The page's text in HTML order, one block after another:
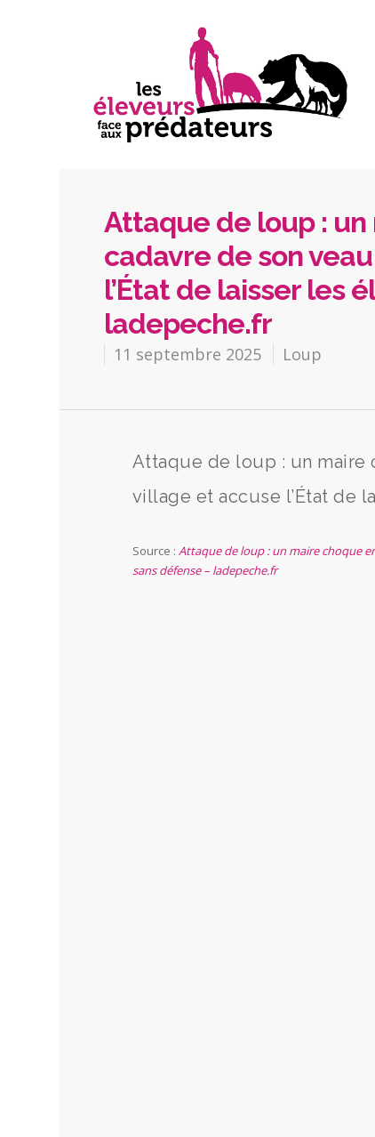
Attaque de loup :
cadavre de son
l’État de laisser les
ladepeche.fr
11 septembre 2025 Loup
Attaque de loup : un maire
village et accuse l’État de
Source : Attaque de loup : un maire choque
sans défense – ladepeche.fr